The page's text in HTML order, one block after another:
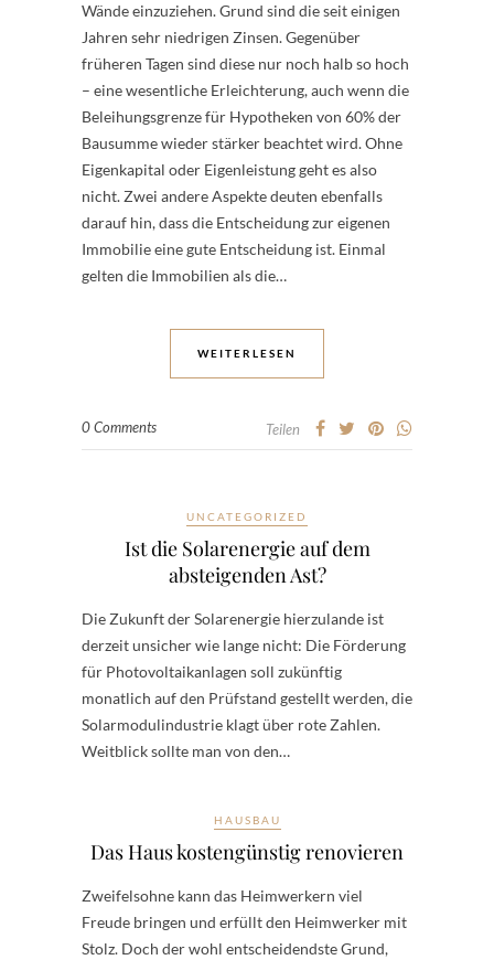
Wände einzuziehen. Grund sind die seit einigen
Jahren sehr niedrigen Zinsen. Gegenüber
früheren Tagen sind diese nur noch halb so hoch
– eine wesentliche Erleichterung, auch wenn die
Beleihungsgrenze für Hypotheken von 60% der
Bausumme wieder stärker beachtet wird. Ohne
Eigenkapital oder Eigenleistung geht es also
nicht. Zwei andere Aspekte deuten ebenfalls
darauf hin, dass die Entscheidung zur eigenen
Immobilie eine gute Entscheidung ist. Einmal
gelten die Immobilien als die…
WEITERLESEN
0 Comments Teilen
UNCATEGORIZED
Ist die Solarenergie auf dem
absteigenden Ast?
Die Zukunft der Solarenergie hierzulande ist
derzeit unsicher wie lange nicht: Die Förderung
für Photovoltaikanlagen soll zukünftig
monatlich auf den Prüfstand gestellt werden, die
Solarmodulindustrie klagt über rote Zahlen.
Weitblick sollte man von den…
HAUSBAU
Das Haus kostengünstig renovieren
Zweifelsohne kann das Heimwerkern viel
Freude bringen und erfüllt den Heimwerker mit
Stolz. Doch der wohl entscheidendste Grund,